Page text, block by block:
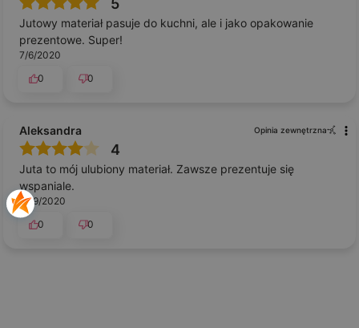
5
Jutowy materiał pasuje do kuchni, ale i jako opakowanie
prezentowe. Super!
7/6/2020
0
0
Aleksandra Opinia zewnętrzna
4
Juta to mój ulubiony materiał. Zawsze prezentuje się
wspaniale.
6/19/2020
0
0